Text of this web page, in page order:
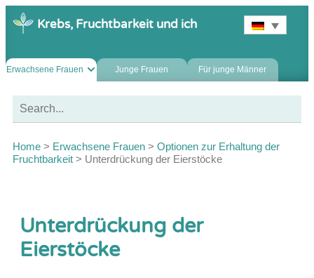
Krebs, Fruchtbarkeit und ich
Erwachsene Frauen Junge Frauen Für junge Männer
Home > Erwachsene Frauen > Optionen zur Erhaltung der
Fruchtbarkeit > Unterdrückung der Eierstöcke
Unterdrückung der
Eierstöcke